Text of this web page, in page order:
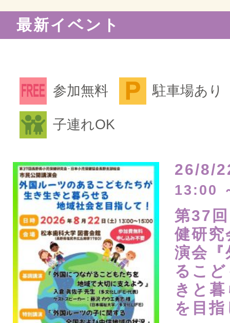
最新イベント
参加無料 駐車場あり
子連れOK
26/8/
13:00
第37
健研
演会
るこ
きと
を目